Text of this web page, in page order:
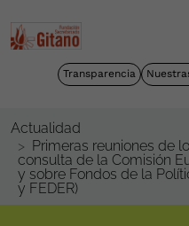
Transparencia
Actualidad
Primeras reuniones de
consulta de la Comisión
y sobre Fondos de la
y FEDER)